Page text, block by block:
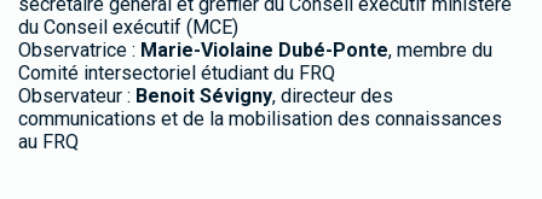
du Conseil exécutif (MCE)
Observatrice : Marie-Violaine Dubé-Ponte, membre du
Comité intersectoriel étudiant du FRQ
Observateur : Benoit Sévigny, directeur des
communications et de la mobilisation des connaissances
au FRQ